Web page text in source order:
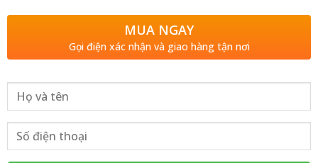
MUA NGAY
Gọi điện xác nhận và giao hàng tận nơi